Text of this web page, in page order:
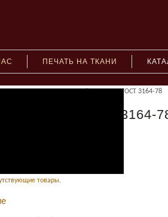
ПЕЧАТЬ НА ТКАНИ
» Масло бесцветное ГОСТ 3164-78
ГОСТ 3164-
товары.